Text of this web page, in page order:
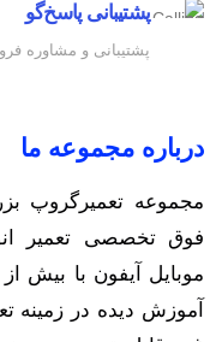
پشتیبانی پاسخ‌گو
پشتیبانی و مشاوره
درباره مجموعه ما
مجموعه تعمیرگروپ
فوق تخصصی تعمیر
آموزش دیده در زمینه